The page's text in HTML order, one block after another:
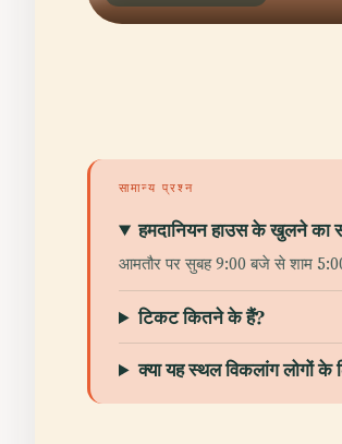
सामान्य प्रश्न
हमदानियन हाउस के खुलने का
आमतौर पर सुबह 9:00 बजे से शाम
टिकट कितने के हैं?
क्या यह स्थल विकलांग लोगों के